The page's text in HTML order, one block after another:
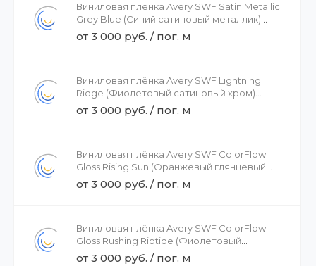
Виниловая плёнка Avery SWF Satin Metallic
Grey Blue (Синий сатиновый металлик)
BJ0940001, 1.52
от 3 000 руб. / пог. м
Виниловая плёнка Avery SWF Lightning
Ridge (Фиолетовый сатиновый хром)
BJ1080001, 1.52
от 3 000 руб. / пог. м
Виниловая плёнка Avery SWF ColorFlow
Gloss Rising Sun (Оранжевый глянцевый
хамелеон) BJ1010001, 1.52
от 3 000 руб. / пог. м
Виниловая плёнка Avery SWF ColorFlow
Gloss Rushing Riptide (Фиолетовый
глянцевый хамелеон) BJ1100001 , 1.52
от 3 000 руб. / пог. м